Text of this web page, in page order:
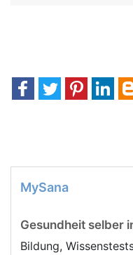
MySana
Gesundheit selber
Bildung,